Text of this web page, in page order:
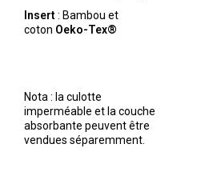
Insert: Bambou et
coton Oeko-Tex®
Nota : la culotte
imperméable et la couche
absorbante peuvent être
vendues séparemment.